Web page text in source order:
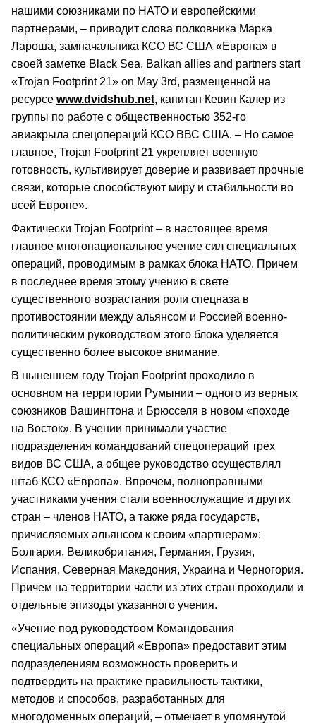
нашими союзниками по НАТО и европейскими
партнерами, – приводит слова полковника Марка
Лароша, замначальника КСО ВС США «Европа» в
своей заметке Black Sea, Balkan allies and partners start
«Trojan Footprint 21» on May 3rd, размещенной на
ресурсе www.dvidshub.net, капитан Кевин Калер из
группы по работе с общественностью 352-го
авиакрыла спецопераций КСО ВВС США. – Но самое
главное, Trojan Footprint 21 укрепляет военную
готовность, культивирует доверие и развивает прочные
связи, которые способствуют миру и стабильности во
всей Европе».
Фактически Trojan Footprint – в настоящее время
главное многонациональное учение сил специальных
операций, проводимым в рамках блока НАТО. Причем
в последнее время этому учению в свете
существенного возрастания роли спецназа в
противостоянии между альянсом и Россией военно-
политическим руководством этого блока уделяется
существенно более высокое внимание.
В нынешнем году Trojan Footprint проходило в
основном на территории Румынии – одного из верных
союзников Вашингтона и Брюсселя в новом «походе
на Восток». В учении принимали участие
подразделения командований спецопераций трех
видов ВС США, а общее руководство осуществлял
штаб КСО «Европа». Впрочем, полноправными
участниками учения стали военнослужащие и других
стран – членов НАТО, а также ряда государств,
причисляемых альянсом к своим «партнерам»:
Болгария, Великобритания, Германия, Грузия,
Испания, Северная Македония, Украина и Черногория.
Причем на территории части из этих стран проходили и
отдельные эпизоды указанного учения.
«Учение под руководством Командования
специальных операций «Европа» предоставит этим
подразделениям возможность проверить и
подтвердить на практике правильность тактики,
методов и способов, разработанных для
многодоменных операций, – отмечает в упомянутой